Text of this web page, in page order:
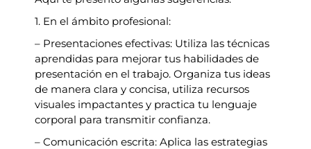
1. En el ámbito profesional:
– Presentaciones efectivas: Utiliza las técnicas
aprendidas para mejorar tus habilidades de
presentación en el trabajo. Organiza tus ideas
de manera clara y concisa, utiliza recursos
visuales impactantes y practica tu lenguaje
corporal para transmitir confianza.
– Comunicación escrita: Aplica las estrategias